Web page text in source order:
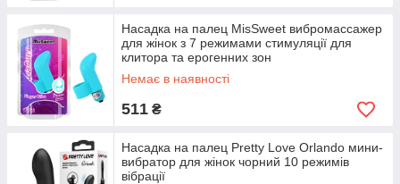
Насадка на палец MisSweet вибромассажер
для жінок з 7 режимами стимуляції для
клитора та ерогенних зон
Немає в наявності
511 ₴
Насадка на палец Pretty Love Orlando мини-
вибратор для жінок чорний 10 режимів
вібрації